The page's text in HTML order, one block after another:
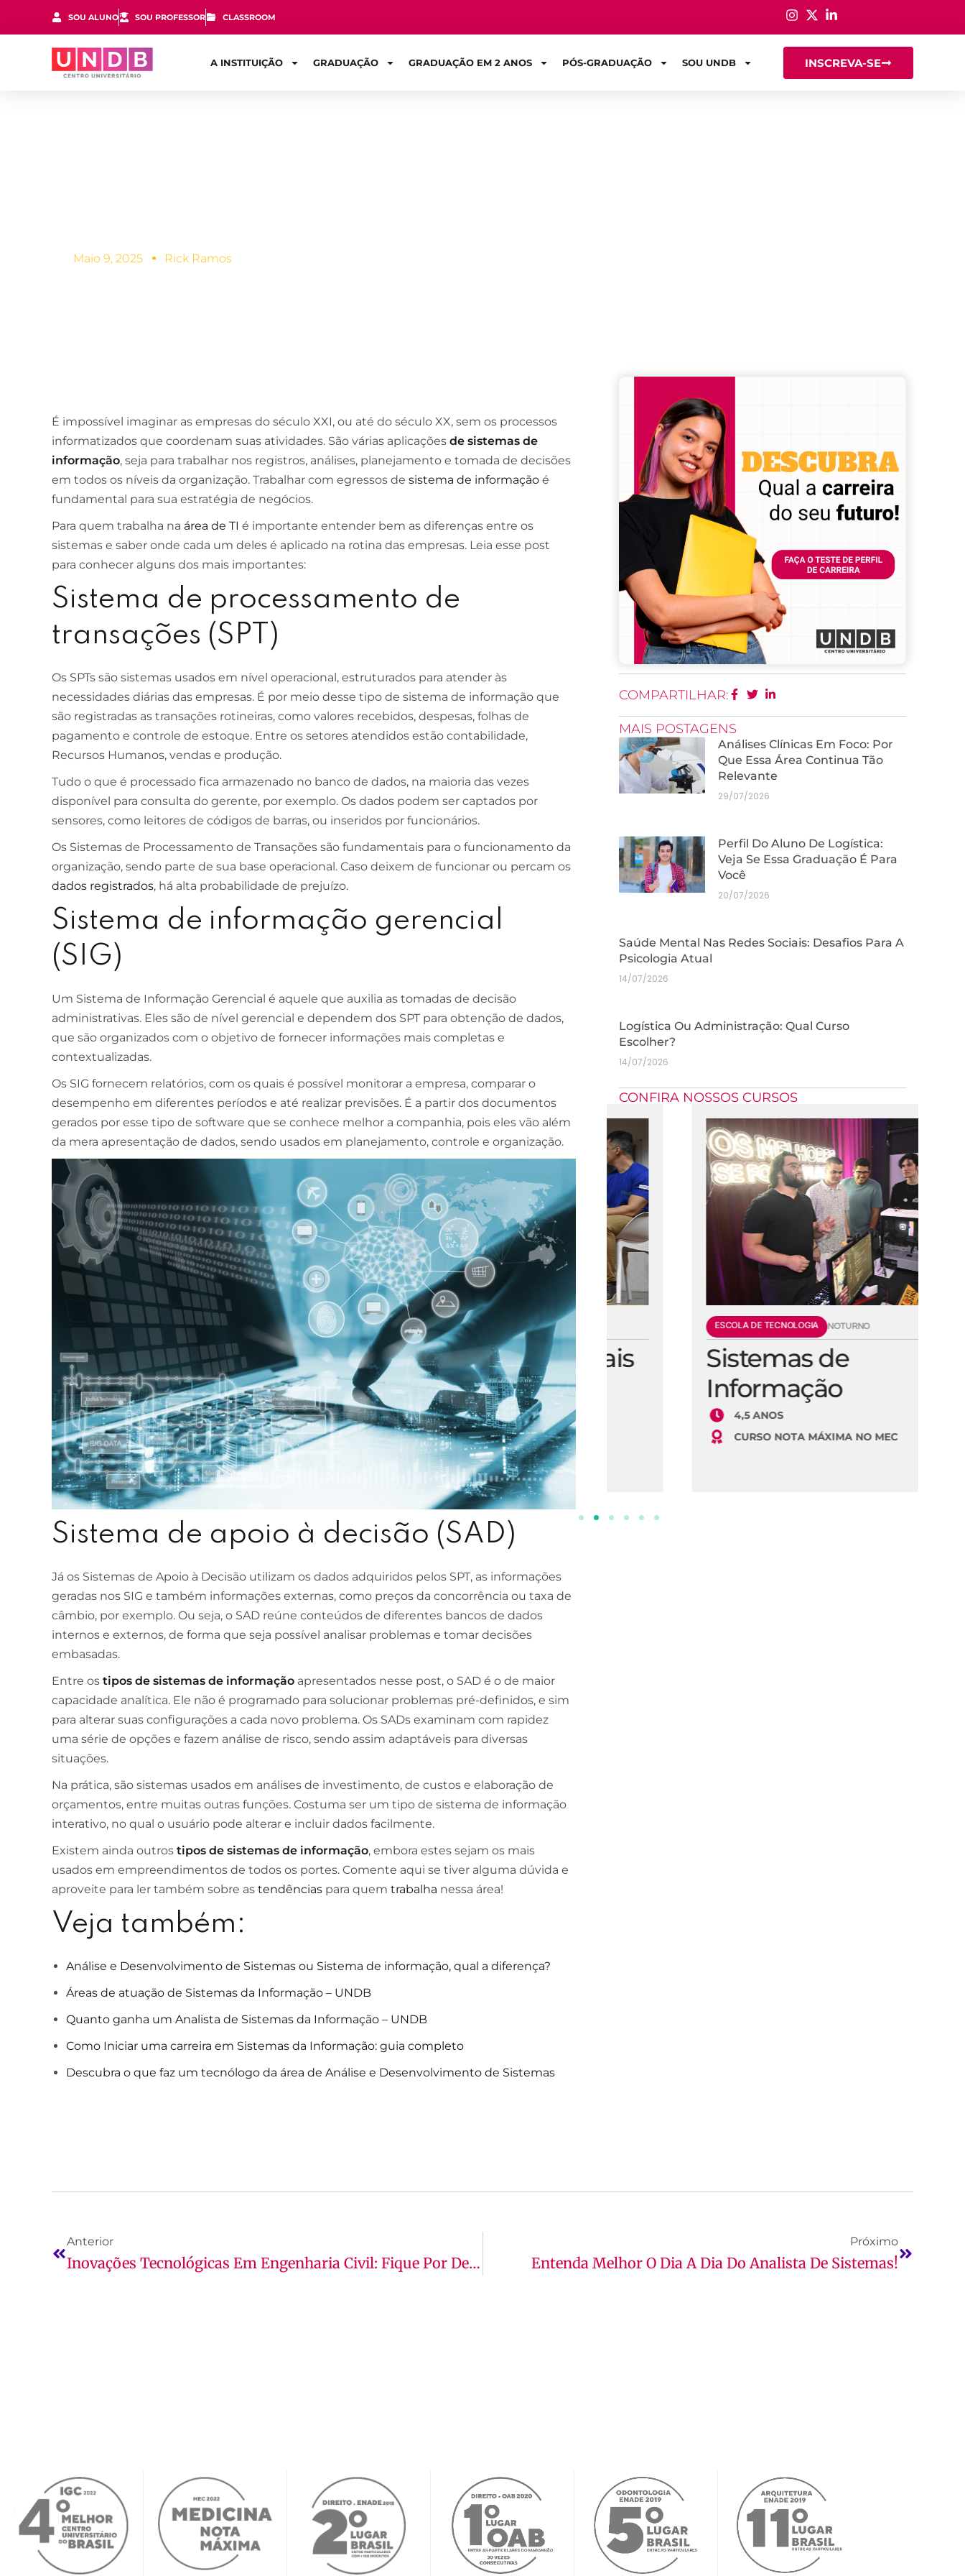
SOU ALUNO SOU PROFESSOR CLASSROOM
A INSTITUIÇÃO GRADUAÇÃO GRADUAÇÃO EM 2 ANOS PÓS-GRADUAÇÃO SOU UNDB INSCREVA-SE
Maio 9, 2025 Rick Ramos
É impossível imaginar as empresas do século XXI, ou até do século XX, sem os processos
informatizados que coordenam suas atividades. São várias aplicações de sistemas de
informação, seja para trabalhar nos registros, análises, planejamento e tomada de decisões
em todos os níveis da organização. Trabalhar com egressos de sistema de informação é
fundamental para sua estratégia de negócios.
Para quem trabalha na área de TI é importante entender bem as diferenças entre os
sistemas e saber onde cada um deles é aplicado na rotina das empresas. Leia esse post
para conhecer alguns dos mais importantes:
Sistema de processamento de
transações (SPT)
Os SPTs são sistemas usados em nível operacional, estruturados para atender às
necessidades diárias das empresas. É por meio desse tipo de sistema de informação que
são registradas as transações rotineiras, como valores recebidos, despesas, folhas de
pagamento e controle de estoque. Entre os setores atendidos estão contabilidade,
Recursos Humanos, vendas e produção.
Tudo o que é processado fica armazenado no banco de dados, na maioria das vezes
disponível para consulta do gerente, por exemplo. Os dados podem ser captados por
sensores, como leitores de códigos de barras, ou inseridos por funcionários.
Os Sistemas de Processamento de Transações são fundamentais para o funcionamento da
organização, sendo parte de sua base operacional. Caso deixem de funcionar ou percam os
dados registrados, há alta probabilidade de prejuízo.
Sistema de informação gerencial
(SIG)
Um Sistema de Informação Gerencial é aquele que auxilia as tomadas de decisão
administrativas. Eles são de nível gerencial e dependem dos SPT para obtenção de dados,
que são organizados com o objetivo de fornecer informações mais completas e
contextualizadas.
Os SIG fornecem relatórios, com os quais é possível monitorar a empresa, comparar o
desempenho em diferentes períodos e até realizar previsões. É a partir dos documentos
gerados por esse tipo de software que se conhece melhor a companhia, pois eles vão além
da mera apresentação de dados, sendo usados em planejamento, controle e organização.
Sistema de apoio à decisão (SAD)
Já os Sistemas de Apoio à Decisão utilizam os dados adquiridos pelos SPT, as informações
geradas nos SIG e também informações externas, como preços da concorrência ou taxa de
câmbio, por exemplo. Ou seja, o SAD reúne conteúdos de diferentes bancos de dados
internos e externos, de forma que seja possível analisar problemas e tomar decisões
embasadas.
Entre os tipos de sistemas de informação apresentados nesse post, o SAD é o de maior
capacidade analítica. Ele não é programado para solucionar problemas pré-definidos, e sim
para alterar suas configurações a cada novo problema. Os SADs examinam com rapidez
uma série de opções e fazem análise de risco, sendo assim adaptáveis para diversas
situações.
Na prática, são sistemas usados em análises de investimento, de custos e elaboração de
orçamentos, entre muitas outras funções. Costuma ser um tipo de sistema de informação
interativo, no qual o usuário pode alterar e incluir dados facilmente.
Existem ainda outros tipos de sistemas de informação, embora estes sejam os mais
usados em empreendimentos de todos os portes. Comente aqui se tiver alguma dúvida e
aproveite para ler também sobre as tendências para quem trabalha nessa área!
Veja também:
Análise e Desenvolvimento de Sistemas ou Sistema de informação, qual a diferença?
Áreas de atuação de Sistemas da Informação – UNDB
Quanto ganha um Analista de Sistemas da Informação – UNDB
Como Iniciar uma carreira em Sistemas da Informação: guia completo
Descubra o que faz um tecnólogo da área de Análise e Desenvolvimento de Sistemas
COMPARTILHAR:
MAIS POSTAGENS
Análises Clínicas Em Foco: Por
Que Essa Área Continua Tão
Relevante
29/07/2026
Perfil Do Aluno De Logística:
Veja Se Essa Graduação É Para
Você
20/07/2026
Saúde Mental Nas Redes Sociais: Desafios Para A
Psicologia Atual
14/07/2026
Logística Ou Administração: Qual Curso
Escolher?
14/07/2026
CONFIRA NOSSOS CURSOS
ESCOLA DE NEGÓCIOS NOTURNO
Contábeis
MELHOR CURSO PRIVADO DE SÃO LUÍS -
ENADE/MEC
ESCOLA DE NEGÓCIOS NOTURNO
Processos Gerenciais
2 ANOS
INSCREVA-SE!
ESCOLA DE TECNOLOGIA NOTURNO
Sistemas de
Informação
CURSO NOTA MÁXIMA NO MEC
Anterior
Inovações Tecnológicas Em Engenharia Civil: Fique Por Dentro!
Próximo
Entenda Melhor O Dia A Dia Do Analista De Sistemas!